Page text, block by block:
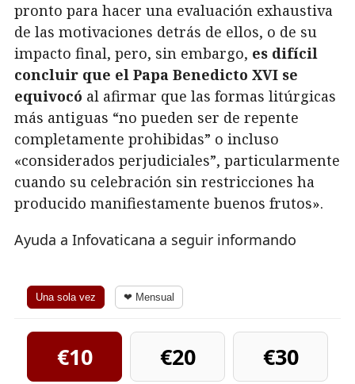
pronto para hacer una evaluación exhaustiva
de las motivaciones detrás de ellos, o de su
impacto final, pero, sin embargo, es difícil
concluir que el Papa Benedicto XVI se
equivocó al afirmar que las formas litúrgicas
más antiguas “no pueden ser de repente
completamente prohibidas” o incluso
«considerados perjudiciales”, particularmente
cuando su celebración sin restricciones ha
producido manifiestamente buenos frutos».
Ayuda a Infovaticana a seguir informando
Una sola vez ❤ Mensual
€10 €20
€30